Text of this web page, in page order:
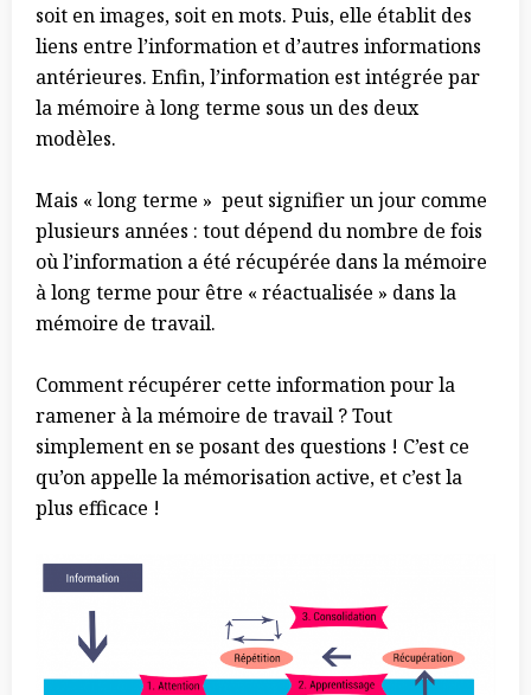
soit en images, soit en mots. Puis, elle établit des
liens entre l’information et d’autres informations
antérieures. Enfin, l’information est intégrée par
la mémoire à long terme sous un des deux
modèles.
Mais « long terme » peut signifier un jour comme
plusieurs années : tout dépend du nombre de fois
où l’information a été récupérée dans la mémoire
à long terme pour être « réactualisée » dans la
mémoire de travail.
Comment récupérer cette information pour la
ramener à la mémoire de travail ? Tout
simplement en se posant des questions ! C’est ce
qu’on appelle la mémorisation active, et c’est la
plus efficace !